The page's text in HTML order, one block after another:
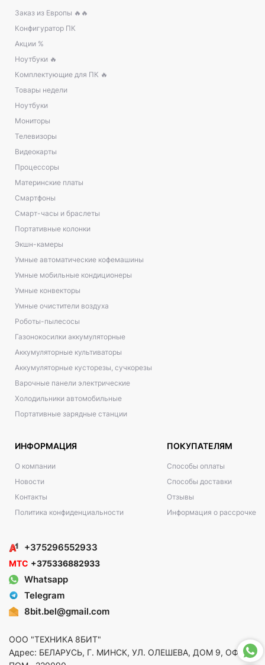
Заказ из Европы 🔥🔥
Конфигуратор ПК
Акции %
Ноутбуки 🔥
Комплектующие для ПК 🔥
Товары недели
Ноутбуки
Мониторы
Телевизоры
Видеокарты
Процессоры
Материнские платы
Смартфоны
Смарт-часы и браслеты
Портативные колонки
Экшн-камеры
Умные автоматические кофемашины
Умные мобильные кондиционеры
Умные конвекторы
Умные очистители воздуха
Роботы-пылесосы
Газонокосилки аккумуляторные
Аккумуляторные культиваторы
Аккумуляторные кусторезы, сучкорезы
Варочные панели электрические
Холодильники автомобильные
Портативные зарядные станции
ИНФОРМАЦИЯ
О компании
Новости
Контакты
Политика конфиденциальности
ПОКУПАТЕЛЯМ
Способы оплаты
Способы доставки
Отзывы
Информация о рассрочке
+375296552933
МТС +375336882933
Whatsapp
Telegram
8bit.bel@gmail.com
ООО "ТЕХНИКА 8БИТ"
Адрес: БЕЛАРУСЬ, Г. МИНСК, УЛ. ОЛЕШЕВА, ДОМ 9, ОФ. 5,